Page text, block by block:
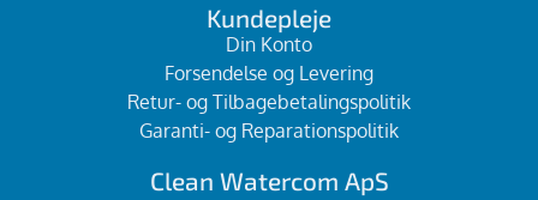
Kundepleje
Din Konto
Forsendelse og Levering
Retur- og Tilbagebetalingspolitik
Garanti- og Reparationspolitik
Clean Watercom ApS